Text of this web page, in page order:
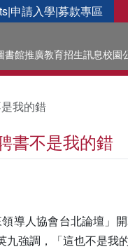
|申請入學|募款專區
書館推廣教育招生訊息校園
我的錯
書不是我的錯
導人協會台北論壇」
強調，「這也不是我